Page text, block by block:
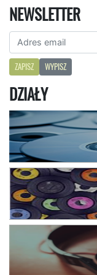
NEWSLETTER
ZAPISZ WYPISZ
DZIAŁY